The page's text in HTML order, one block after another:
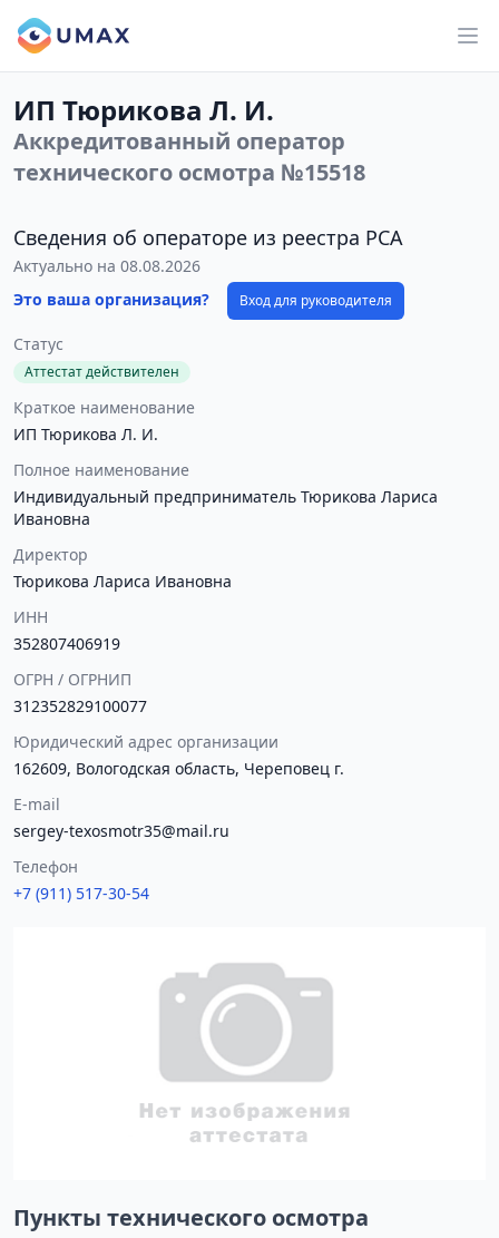
ИП Тюрикова Л. И.
Аккредитованный оператор
технического осмотра №15518
Сведения об операторе из реестра РСА
Актуально на 08.08.2026
Это ваша организация?
Вход для руководителя
Статус
Аттестат действителен
Краткое наименование
ИП Тюрикова Л. И.
Полное наименование
Индивидуальный предприниматель Тюрикова Лариса
Ивановна
Директор
Тюрикова Лариса Ивановна
ИНН
352807406919
ОГРН / ОГРНИП
312352829100077
Юридический адрес организации
162609, Вологодская область, Череповец г.
E-mail
sergey-texosmotr35@mail.ru
Телефон
+7 (911) 517-30-54
Пункты технического осмотра